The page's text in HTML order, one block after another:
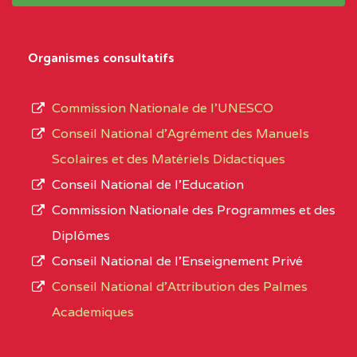
D'ENSEIGNEMENT
PROFESSIONNEL
(CEGEP) STE FOI BP
:4740 YAOUNDE
CENTRE
COLLEGE PANAFRICAIN
DE L'EXCELLENCE BP
CENTRE
COLLEGE PRIVE
type
L’offre
d’éducation
de
Organismes consultatifs
Commission Nationale de l’UNESCO
Conseil National d’Agrément des Manuels
Scolaires et des Matériels Didactiques
Conseil National de l’Education
Commission Nationale des Programmes et des
Diplômes
Conseil National de l’Enseignement Privé
Conseil National d'Attribution des Palmes
Academiques